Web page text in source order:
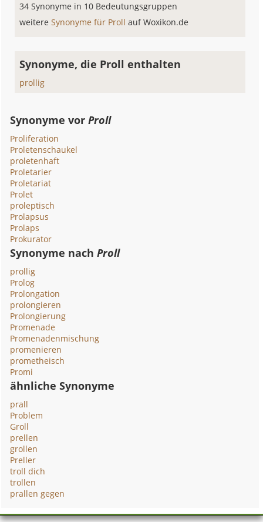
34 Synonyme in 10 Bedeutungsgruppen
weitereSynonyme für Prollauf Woxikon.de
Synonyme, die Proll enthalten
prollig
Synonyme vorProll
Proliferation
Proletenschaukel
proletenhaft
Proletarier
Proletariat
Prolet
proleptisch
Prolapsus
Prolaps
Prokurator
Synonyme nachProll
prollig
Prolog
Prolongation
prolongieren
Prolongierung
Promenade
Promenadenmischung
promenieren
prometheisch
Promi
ähnliche Synonyme
prall
Problem
Groll
prellen
grollen
Preller
troll dich
trollen
prallen gegen